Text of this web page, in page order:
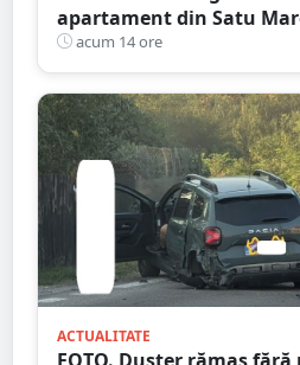
apartament din Satu
spart ușa
acum 14 ore
ACTUALITATE